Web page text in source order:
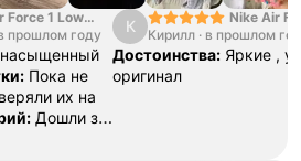
Force 1 Low
Pack White
прошлом году
Пока не
их на
Дошли за
К
Nike Air
Yellow
Кирилл · в прошлом
Достоинства: Яркие ,
оригинал